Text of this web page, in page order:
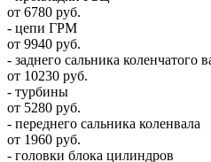
от 6780 руб.
- цепи ГРМ
от 9940 руб.
- заднего сальника коленчатого
от 10230 руб.
- турбины
от 5280 руб.
- переднего сальника коленвала
от 1960 руб.
- головки блока цилиндров